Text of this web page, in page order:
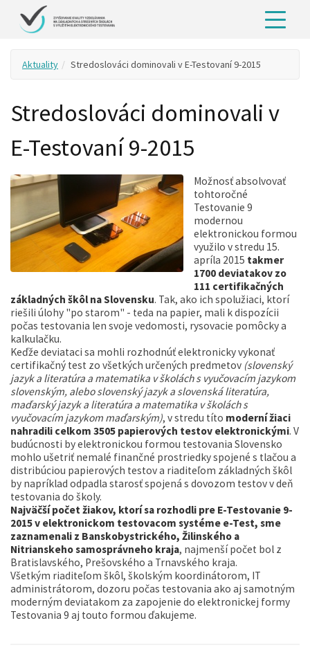
Aktuality Stredoslováci dominovali v E-Testovaní 9-2015
Stredoslováci dominovali v
E-Testovaní 9-2015
Možnosť absolvovať
tohtoročné
Testovanie 9
modernou
elektronickou formou
využilo v stredu 15.
apríla 2015 takmer
1700 deviatakov zo
111 certifikačných
základných škôl na Slovensku. Tak, ako ich spolužiaci, ktorí
riešili úlohy "po starom" - teda na papier, mali k dispozícii
počas testovania len svoje vedomosti, rysovacie pomôcky a
kalkulačku.
Keďže deviataci sa mohli rozhodnúť elektronicky vykonať
certifikačný test zo všetkých určených predmetov (slovenský
jazyk a literatúra a matematika v školách s vyučovacím jazykom
slovenským, alebo slovenský jazyk a slovenská literatúra,
maďarský jazyk a literatúra a matematika v školách s
vyučovacím jazykom maďarským), v stredu títo moderní žiaci
nahradili celkom 3505 papierových testov elektronickými. V
budúcnosti by elektronickou formou testovania Slovensko
mohlo ušetriť nemalé finančné prostriedky spojené s tlačou a
distribúciou papierových testov a riaditeľom základných škôl
by napríklad odpadla starosť spojená s dovozom testov v deň
testovania do školy.
Najväčší počet žiakov, ktorí sa rozhodli pre E-Testovanie 9-
2015 v elektronickom testovacom systéme e-Test, sme
zaznamenali z Banskobystrického, Žilinského a
Nitrianskeho samosprávneho kraja, najmenší počet bol z
Bratislavského, Prešovského a Trnavského kraja.
Všetkým riaditeľom škôl, školským koordinátorom, IT
administrátorom, dozoru počas testovania ako aj samotným
moderným deviatakom za zapojenie do elektronickej formy
Testovania 9 aj touto formou ďakujeme.